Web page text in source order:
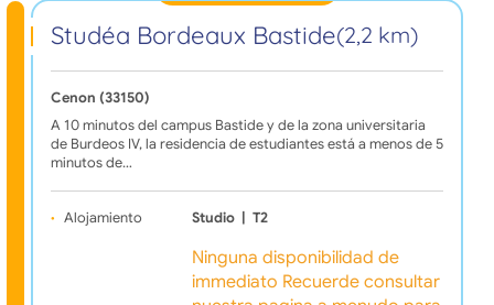
Studéa Bordeaux Bastide(2,2 km)
Cenon (33150)
A 10 minutos del campus Bastide y de la zona universitaria
de Burdeos IV, la residencia de estudiantes está a menos de 5
minutos de…
Alojamiento Studio | T2
Ninguna disponibilidad de
immediato Recuerde consultar